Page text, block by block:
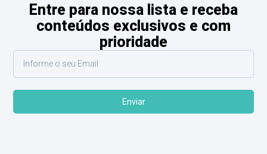
Entre para nossa lista e receba
conteúdos exclusivos e com
prioridade
Enviar